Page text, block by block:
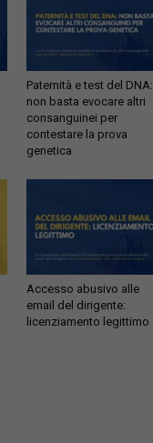
Paternità e test del DNA:
non basta evocare altri
consanguinei per
contestare la prova
genetica
Accesso abusivo alle
email del dirigente:
licenziamento legittimo